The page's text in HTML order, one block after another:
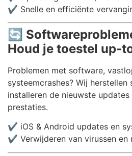
✔️ Snelle en efficiënte
🔄
Houd je toestel up-
Problemen met software,
systeemcrashes? Wij
installeren de nieuwste
prestaties.
✔️ iOS & Android updates en
✔️ Verwijderen van virussen en